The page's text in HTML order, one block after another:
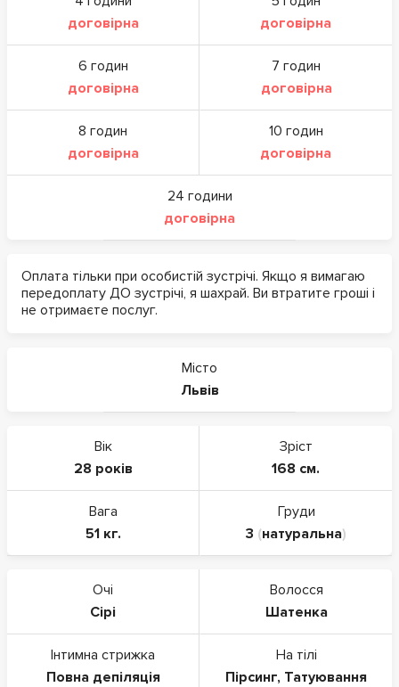
договірна
договірна
6 годин
договірна
7 годин
договірна
8 годин
договірна
10 годин
договірна
24 години
договірна
Оплата тільки при особистій зустрічі. Якщо я вимагаю
передоплату ДО зустрічі, я шахрай. Ви втратите гроші і
не отримаєте послуг.
Місто
Львів
Вік
28 років
Зріст
168 см.
Вага
51 кг.
Груди
3 (натуральна)
Очі
Сірі
Волосся
Шатенка
Інтимна стрижка
Повна депіляція
На тілі
Пірсинг, Татуювання